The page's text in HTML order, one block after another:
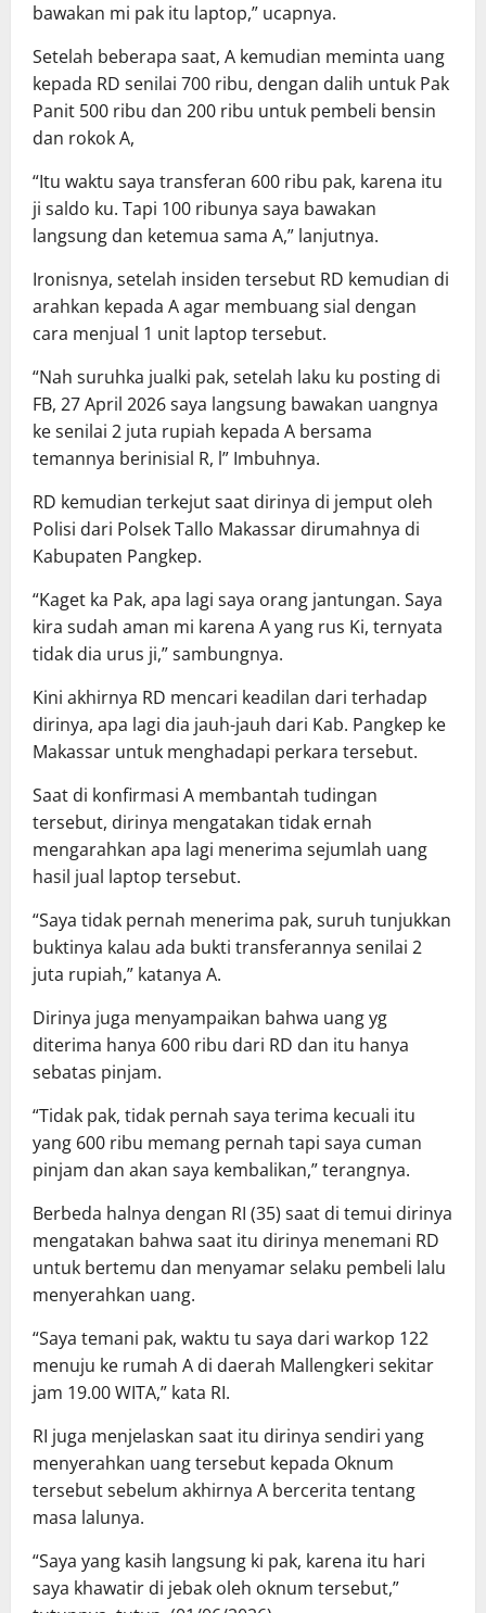
bawakan mi pak itu laptop,” ucapnya.
Setelah beberapa saat, A kemudian meminta uang
kepada RD senilai 700 ribu, dengan dalih untuk Pak
Panit 500 ribu dan 200 ribu untuk pembeli bensin
dan rokok A,
“Itu waktu saya transferan 600 ribu pak, karena itu
ji saldo ku. Tapi 100 ribunya saya bawakan
langsung dan ketemua sama A,” lanjutnya.
Ironisnya, setelah insiden tersebut RD kemudian di
arahkan kepada A agar membuang sial dengan
cara menjual 1 unit laptop tersebut.
“Nah suruhka jualki pak, setelah laku ku posting di
FB, 27 April 2026 saya langsung bawakan uangnya
ke senilai 2 juta rupiah kepada A bersama
temannya berinisial R, l” Imbuhnya.
RD kemudian terkejut saat dirinya di jemput oleh
Polisi dari Polsek Tallo Makassar dirumahnya di
Kabupaten Pangkep.
“Kaget ka Pak, apa lagi saya orang jantungan. Saya
kira sudah aman mi karena A yang rus Ki, ternyata
tidak dia urus ji,” sambungnya.
Kini akhirnya RD mencari keadilan dari terhadap
dirinya, apa lagi dia jauh-jauh dari Kab. Pangkep ke
Makassar untuk menghadapi perkara tersebut.
Saat di konfirmasi A membantah tudingan
tersebut, dirinya mengatakan tidak ernah
mengarahkan apa lagi menerima sejumlah uang
hasil jual laptop tersebut.
“Saya tidak pernah menerima pak, suruh tunjukkan
buktinya kalau ada bukti transferannya senilai 2
juta rupiah,” katanya A.
Dirinya juga menyampaikan bahwa uang yg
diterima hanya 600 ribu dari RD dan itu hanya
sebatas pinjam.
“Tidak pak, tidak pernah saya terima kecuali itu
yang 600 ribu memang pernah tapi saya cuman
pinjam dan akan saya kembalikan,” terangnya.
Berbeda halnya dengan RI (35) saat di temui dirinya
mengatakan bahwa saat itu dirinya menemani RD
untuk bertemu dan menyamar selaku pembeli lalu
menyerahkan uang.
“Saya temani pak, waktu tu saya dari warkop 122
menuju ke rumah A di daerah Mallengkeri sekitar
jam 19.00 WITA,” kata RI.
RI juga menjelaskan saat itu dirinya sendiri yang
menyerahkan uang tersebut kepada Oknum
tersebut sebelum akhirnya A bercerita tentang
masa lalunya.
“Saya yang kasih langsung ki pak, karena itu hari
saya khawatir di jebak oleh oknum tersebut,”